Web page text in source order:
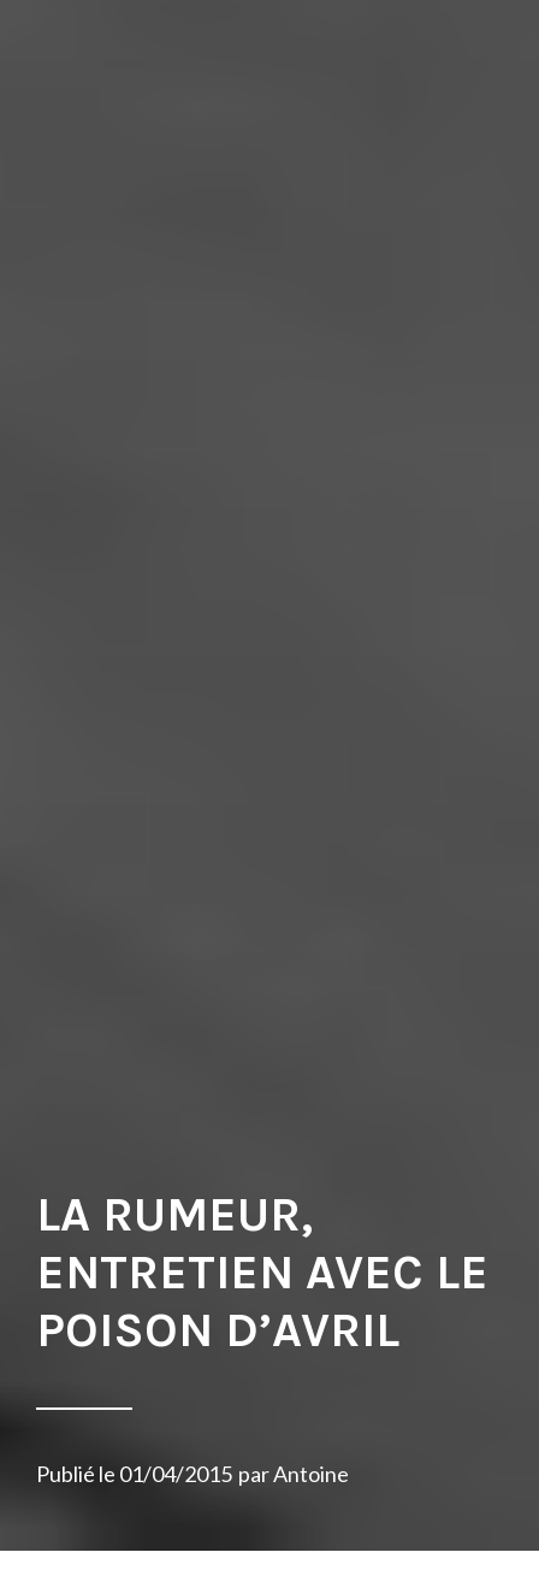
LA RUMEUR,
ENTRETIEN AVEC LE
POISON D’AVRIL
Publié le 01/04/2015 parAntoine